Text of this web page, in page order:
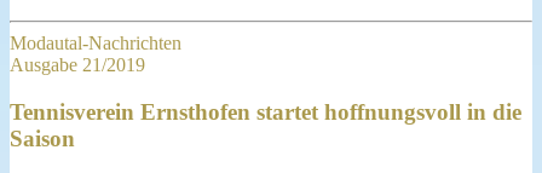
Modautal-Nachrichten
Ausgabe 21/2019
Tennisverein Ernsthofen startet hoffnungsvoll in die
Saison